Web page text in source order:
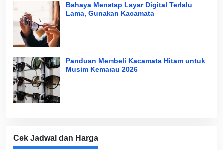
Bahaya Menatap Layar Digital Terlalu
Lama, Gunakan Kacamata
Panduan Membeli Kacamata Hitam untuk
Musim Kemarau 2026
Cek Jadwal dan Harga